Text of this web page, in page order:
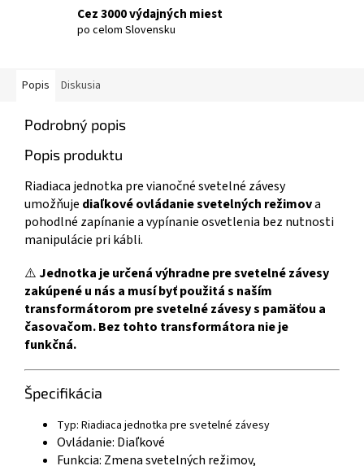
Cez 3000 výdajných miest
po celom Slovensku
Popis Diskusia
Podrobný popis
Popis produktu
Riadiaca jednotka pre vianočné svetelné závesy
umožňuje diaľkové ovládanie svetelných režimova
pohodlné zapínanie a vypínanie osvetlenia bez nutnosti
manipulácie pri kábli.
⚠️Jednotka je určená výhradne pre svetelné závesy
zakúpené u nás a musí byť použitá s naším
transformátorom pre svetelné závesy s pamäťou a
časovačom. Bez tohto transformátora nie je
funkčná.
Špecifikácia
Typ: Riadiaca jednotka pre svetelné závesy
Ovládanie: Diaľkové
Funkcia: Zmena svetelných režimov,